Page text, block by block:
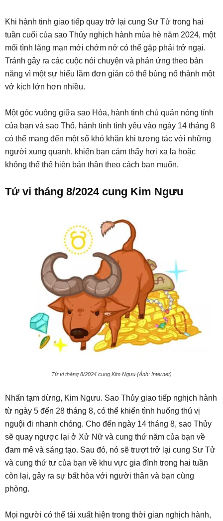
Khi hành tinh giao tiếp quay trở lại cung Sư Tử trong hai
tuần cuối của sao Thủy nghịch hành mùa hè năm 2024, một
mối tình lãng mạn mới chớm nở có thể gặp phải trở ngại.
Tránh gây ra các cuộc nói chuyện và phản ứng theo bản
năng vì một sự hiểu lầm đơn giản có thể bùng nổ thành một
vở kịch lớn hơn nhiều.
Một góc vuông giữa sao Hỏa, hành tinh chủ quản nóng tính
của bạn và sao Thổ, hành tinh tình yêu vào ngày 14 tháng 8
có thể mang đến một số khó khăn khi tương tác với những
người xung quanh, khiến bạn cảm thấy hơi xa lạ hoặc
không thể thể hiện bản thân theo cách bạn muốn.
Tử vi tháng 8/2024 cung Kim Ngưu
Tử vi tháng 8/2024 cung Kim Ngưu (Ảnh: Internet)
Nhấn tạm dừng, Kim Ngưu. Sao Thủy giao tiếp nghịch hành
từ ngày 5 đến 28 tháng 8, có thể khiến tình huống thú vị
nguội đi nhanh chóng. Cho đến ngày 14 tháng 8, sao Thủy
sẽ quay ngược lại ở Xử Nữ và cung thứ năm của bạn về
đam mê và sáng tạo. Sau đó, nó sẽ trượt trở lại cung Sư Tử
và cung thứ tư của bạn về khu vực gia đình trong hai tuần
còn lại, gây ra sự bất hòa với người thân và bạn cùng
phòng.
Mọi người có thể tái xuất hiện trong thời gian nghịch hành,